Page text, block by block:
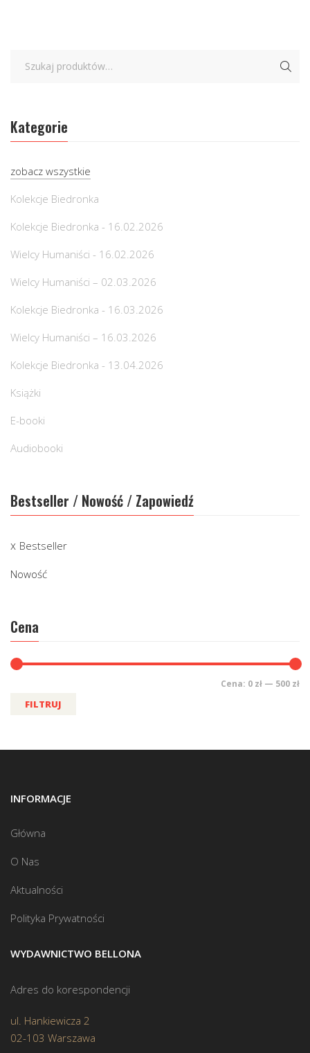
Kategorie
zobacz wszystkie
Kolekcje Biedronka
Kolekcje Biedronka - 16.02.2026
Wielcy Humaniści - 16.02.2026
Wielcy Humaniści – 02.03.2026
Kolekcje Biedronka - 16.03.2026
Wielcy Humaniści – 16.03.2026
Kolekcje Biedronka - 13.04.2026
Książki
E-booki
Audiobooki
Bestseller / Nowość / Zapowiedź
Bestseller
Nowość
Cena
FILTRUJ
Cena: 0 zł — 500 zł
INFORMACJE
Główna
O Nas
Aktualności
Polityka Prywatności
WYDAWNICTWO BELLONA
Adres do korespondencji
ul. Hankiewicza 2
02-103 Warszawa